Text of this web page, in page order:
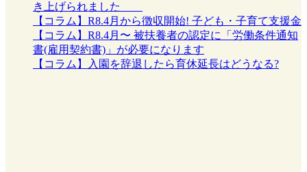
き上げられました
【コラム】R8.4月から徴収開始! 子ども・子育て支援金
【コラム】R8.4月〜 被扶養者の認定に「労働条件通知
書(雇用契約書)」が必要になります
【コラム】入園を辞退したら育休延長はどうなる?